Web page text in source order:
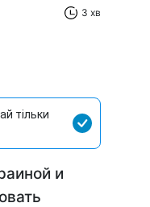
3 хв
тільки
и